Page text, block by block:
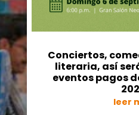
Conciertos,
literaria, así
eventos pagos
leer